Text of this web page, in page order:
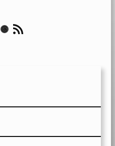
Threads RSS-Feed